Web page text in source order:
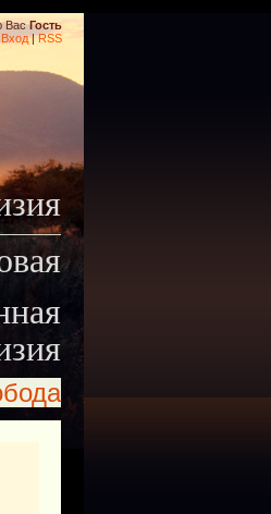
Вас Гость
Вход|RSS